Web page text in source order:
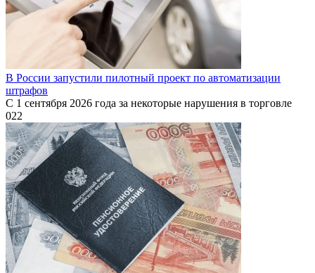
В России запустили пилотный проект по автоматизации
штрафов
С 1 сентября 2026 года за некоторые нарушения в торговле
022